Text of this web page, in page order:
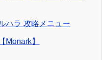
ハラ 攻略メニュー
Monark】